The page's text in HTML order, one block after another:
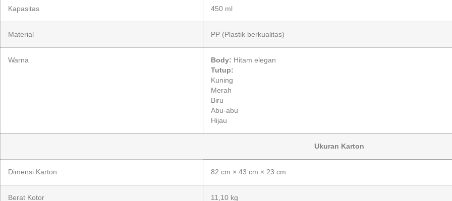
Kapasitas 450 ml
Material PP (Plastik berkualitas)
Warna Body: Hitam elegan
Tutup:
Kuning
Merah
Biru
Abu-abu
Hijau
Ukuran Karton
Dimensi Karton 82 cm × 43 cm × 23 cm
Berat Kotor 11,10 kg